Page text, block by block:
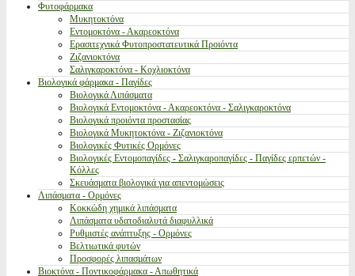
Φυτοφάρμακα
Μυκητοκτόνα
Εντομοκτόνα - Ακαρεοκτόνα
Ερασιτεχνικά Φυτοπροστατευτικά Προιόντα
Ζιζανιοκτόνα
Σαλιγκαροκτόνα - Κοχλιοκτόνα
Βιολογικά φάρμακα - Παγίδες
Βιολογικά Λιπάσματα
Βιολογικά Εντομοκτόνα - Ακαρεοκτόνα - Σαλιγκαροκτόνα
Βιολογικά προιόντα προστασίας
Βιολογικά Μυκητοκτόνα - Ζιζανιοκτόνα
Βιολογικές Φυτικές Ορμόνες
Βιολογικές Εντομοπαγίδες - Σαλιγκαροπαγίδες - Παγίδες ερπετών -
Κόλλες
Σκευάσματα βιολογικά για απεντομώσεις
Λιπάσματα - Ορμόνες
Κοκκώδη χημικά λιπάσματα
Λιπάσματα υδατοδιαλυτά διαφυλλικά
Ρυθμιστές ανάπτυξης - Ορμόνες
Βελτιωτικά φυτών
Προσφορές λιπασμάτων
Βιοκτόνα - Ποντικοφάρμακα - Απωθητικά